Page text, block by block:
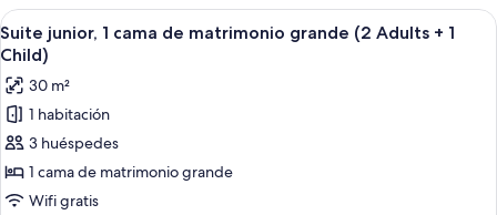
cama
de
matrimonio
grande
Abrir
todas
las
fotos
de
Suite
junior,
1
Una habitación de hotel moderna
4
Suite junior, 1 cama de matrimonio grande (2 Adults + 1
Child)
30 m²
1 habitación
3 huéspedes
1 cama de matrimonio grande
Wifi gratis